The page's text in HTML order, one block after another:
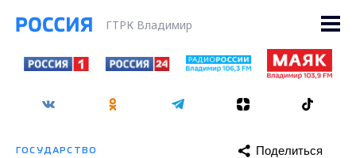
ГТРК Владимир
ГОСУДАРСТВО Поделиться